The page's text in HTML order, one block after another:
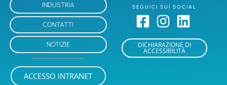
INDUSTRIA
CONTATTI
NOTIZIE
ACCESSO INTRANET
SEGUICI SUI SOCIAL
DICHIARAZIONE DI
ACCESSIBILITÀ